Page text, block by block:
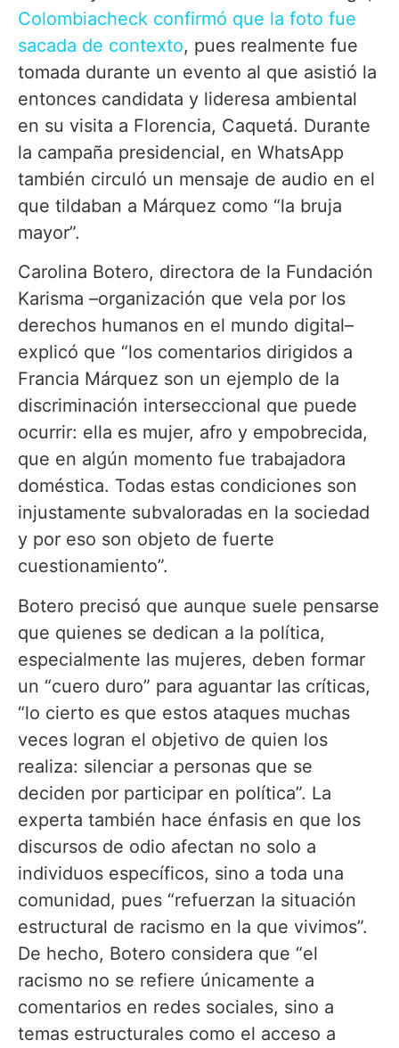
Colombiacheck confirmó que la foto fue
sacada de contexto, pues realmente fue
tomada durante un evento al que asistió la
entonces candidata y lideresa ambiental
en su visita a Florencia, Caquetá. Durante
la campaña presidencial, en WhatsApp
también circuló un mensaje de audio en el
que tildaban a Márquez como “la bruja
mayor”.
Carolina Botero, directora de la Fundación
Karisma –organización que vela por los
derechos humanos en el mundo digital–
explicó que “los comentarios dirigidos a
Francia Márquez son un ejemplo de la
discriminación interseccional que puede
ocurrir: ella es mujer, afro y empobrecida,
que en algún momento fue trabajadora
doméstica. Todas estas condiciones son
injustamente subvaloradas en la sociedad
y por eso son objeto de fuerte
cuestionamiento”.
Botero precisó que aunque suele pensarse
que quienes se dedican a la política,
especialmente las mujeres, deben formar
un “cuero duro” para aguantar las críticas,
“lo cierto es que estos ataques muchas
veces logran el objetivo de quien los
realiza: silenciar a personas que se
deciden por participar en política”. La
experta también hace énfasis en que los
discursos de odio afectan no solo a
individuos específicos, sino a toda una
comunidad, pues “refuerzan la situación
estructural de racismo en la que vivimos”.
De hecho, Botero considera que “el
racismo no se refiere únicamente a
comentarios en redes sociales, sino a
temas estructurales como el acceso a